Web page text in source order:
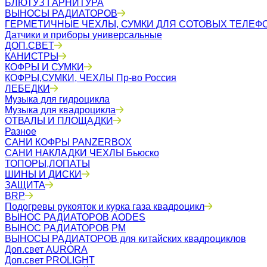
БЛЮТУЗ ГАРНИТУРА
ВЫНОСЫ РАДИАТОРОВ
ГЕРМЕТИЧНЫЕ ЧЕХЛЫ, СУМКИ ДЛЯ СОТОВЫХ
Датчики и приборы универсальные
ДОП.СВЕТ
КАНИСТРЫ
КОФРЫ И СУМКИ
КОФРЫ,СУМКИ, ЧЕХЛЫ Пр-во Россия
ЛЕБЕДКИ
Музыка для гидроцикла
Музыка для квадроцикла
ОТВАЛЫ И ПЛОЩАДКИ
Разное
САНИ КОФРЫ PANZERBOX
САНИ НАКЛАДКИ ЧЕХЛЫ Бьюско
ТОПОРЫ,ЛОПАТЫ
ШИНЫ И ДИСКИ
ЗАЩИТА
BRP
Подогревы рукояток и курка газа квадроцикл
ВЫНОС РАДИАТОРОВ AODES
ВЫНОС РАДИАТОРОВ РМ
ВЫНОСЫ РАДИАТОРОВ для китайских квадроциклов
Доп.свет AURORA
Доп.свет PROLIGHT